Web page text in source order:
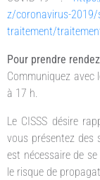
z/coronavirus-
traitement/
Pour prendre
Communiquez avec
à 17 h.
Le CISSS désire
vous présentez des
est nécessaire de
le risque de